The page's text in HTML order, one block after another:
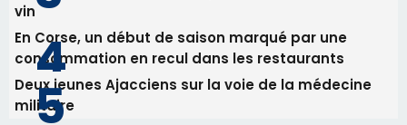
Les plus lus
Satine Nomary est la nouvelle Miss Corse 2026
Éclipse du 12 août : la Corse aux premières loges
d'un spectacle qui ne reviendra pas avant 2081